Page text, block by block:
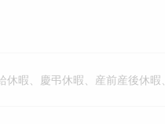
暇、慶弔休暇、産前産後休